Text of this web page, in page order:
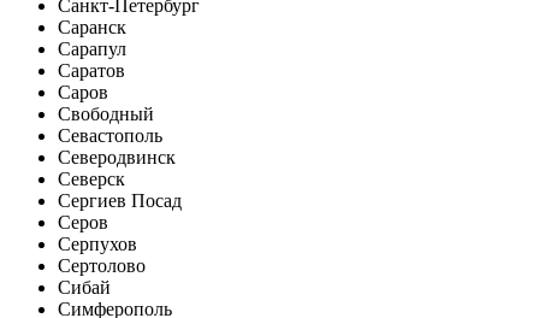
Санкт-Петербург
Саранск
Сарапул
Саратов
Саров
Свободный
Севастополь
Северодвинск
Северск
Сергиев Посад
Серов
Серпухов
Сертолово
Сибай
Симферополь